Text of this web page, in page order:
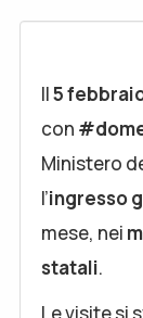
Il5
con
Ministero
l’ingresso
mese, nei
statali.